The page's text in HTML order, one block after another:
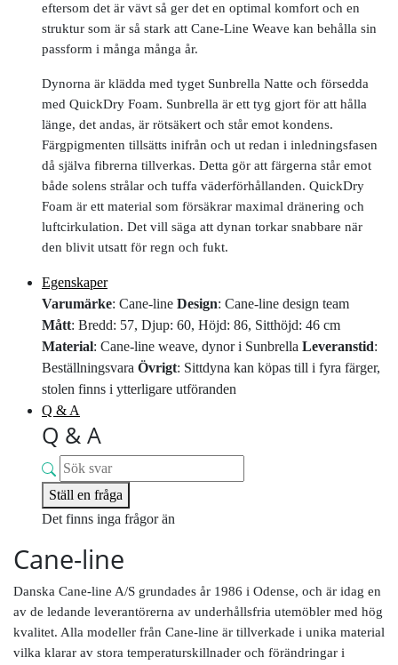
eftersom det är vävt så ger det en optimal komfort och en
struktur som är så stark att Cane-Line Weave kan behålla sin
passform i många många år.
Dynorna är klädda med tyget Sunbrella Natte och försedda
med QuickDry Foam. Sunbrella är ett tyg gjort för att hålla
länge, det andas, är rötsäkert och står emot kondens.
Färgpigmenten tillsätts inifrån och ut redan i inledningsfasen
då själva fibrerna tillverkas. Detta gör att färgerna står emot
både solens strålar och tuffa väderförhållanden. QuickDry
Foam är ett material som försäkrar maximal dränering och
luftcirkulation. Det vill säga att dynan torkar snabbare när
den blivit utsatt för regn och fukt.
Egenskaper
Varumärke: Cane-line Design: Cane-line design team
Mått: Bredd: 57, Djup: 60, Höjd: 86, Sitthöjd: 46 cm
Material: Cane-line weave, dynor i Sunbrella Leveranstid:
Beställningsvara Övrigt: Sittdyna kan köpas till i fyra färger,
stolen finns i ytterligare utföranden
Q & A
Q & A
Ställ en fråga
Det finns inga frågor än
Cane-line
Danska Cane-line A/S grundades år 1986 i Odense, och är idag en
av de ledande leverantörerna av underhållsfria utemöbler med hög
kvalitet. Alla modeller från Cane-line är tillverkade i unika material
vilka klarar av stora temperaturskillnader och förändringar i